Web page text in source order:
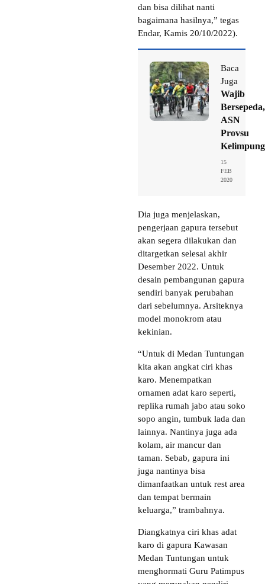
dan bisa dilihat nanti
bagaimana hasilnya,” tegas
Endar, Kamis 20/10/2022).
Baca
Juga
Wajib
Bersepeda,
ASN
Provsu
15
FEB
2020
Dia juga menjelaskan,
pengerjaan gapura tersebut
akan segera dilakukan dan
ditargetkan selesai akhir
Desember 2022. Untuk
desain pembangunan gapura
sendiri banyak perubahan
dari sebelumnya. Arsiteknya
model monokrom atau
kekinian.
“Untuk di Medan Tuntungan
kita akan angkat ciri khas
karo. Menempatkan
ornamen adat karo seperti,
replika rumah jabo atau soko
sopo angin, tumbuk lada dan
lainnya. Nantinya juga ada
kolam, air mancur dan
taman. Sebab, gapura ini
juga nantinya bisa
dimanfaatkan untuk rest area
dan tempat bermain
keluarga,” trambahnya.
Diangkatnya ciri khas adat
karo di gapura Kawasan
Medan Tuntungan untuk
menghormati Guru Patimpus